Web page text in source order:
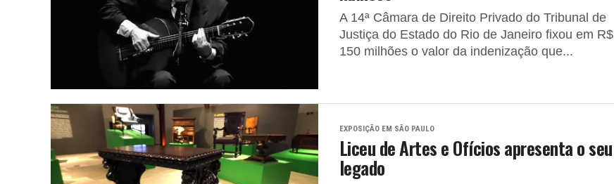
A 14ª Câmara de Direito Privado do Tribunal de
Justiça do Estado do Rio de Janeiro fixou em R$
150 milhões o valor da indenização que...
EXPOSIÇÃO EM SÃO PAULO
Liceu de Artes e Ofícios apresenta o seu
legado